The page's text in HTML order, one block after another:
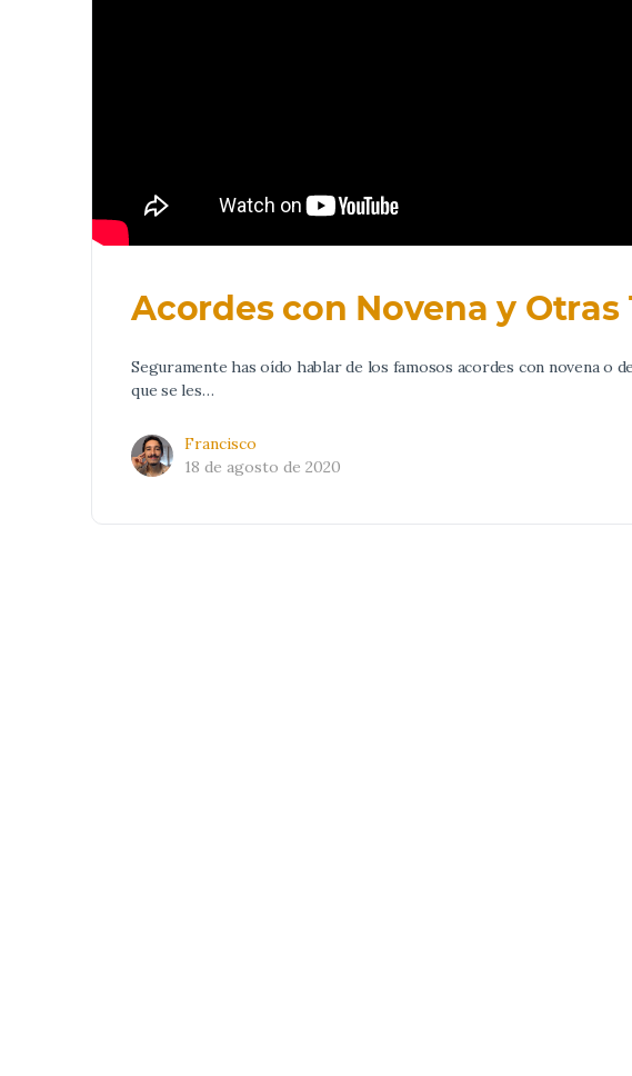
Acordes con Novena y Otras
Seguramente has oído hablar de los famosos acordes con novena o
que se les…
Francisco
18 de agosto de 2020